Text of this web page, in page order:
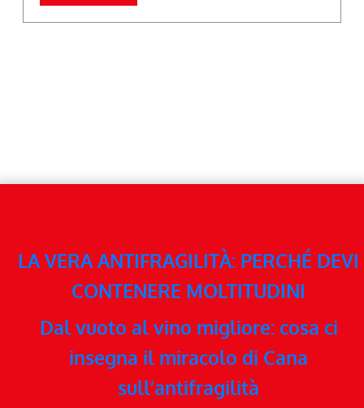
LA VERA ANTIFRAGILITÀ: PERCHÉ DEVI
CONTENERE MOLTITUDINI
Dal vuoto al vino migliore: cosa ci
insegna il miracolo di Cana
sull’antifragilità